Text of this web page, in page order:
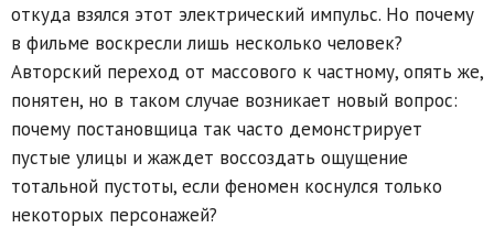
откуда взялся этот электрический импульс. Но почему
в фильме воскресли лишь несколько человек?
Авторский переход от массового к частному, опять же,
понятен, но в таком случае возникает новый вопрос:
почему постановщица так часто демонстрирует
пустые улицы и жаждет воссоздать ощущение
тотальной пустоты, если феномен коснулся только
некоторых персонажей?